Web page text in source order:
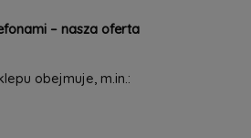
– nasza oferta
obejmuje, m.in.: